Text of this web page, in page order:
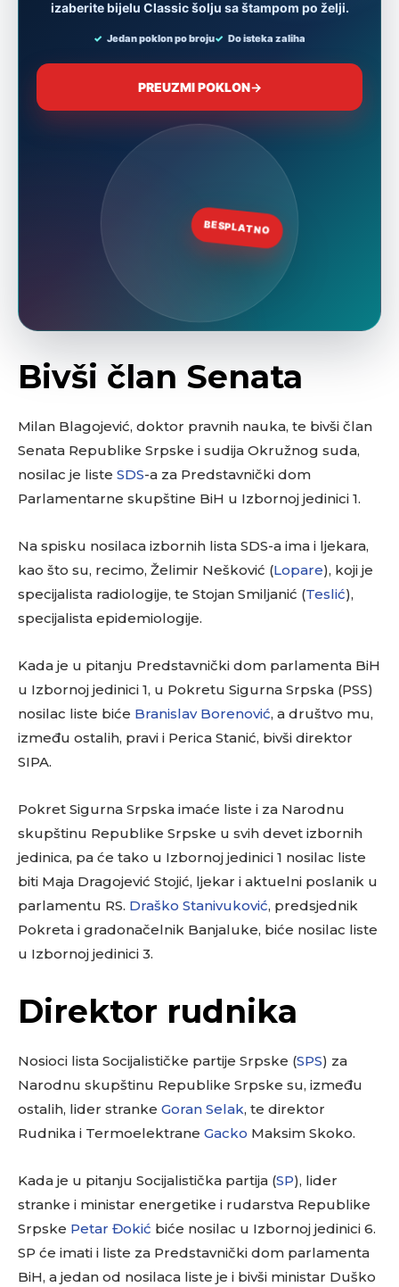
Bivši član Senata
Milan Blagojević, doktor pravnih nauka, te bivši član
Senata Republike Srpske i sudija Okružnog suda,
nosilac je liste SDS-a za Predstavnički dom
Parlamentarne skupštine BiH u Izbornoj jedinici 1.
Na spisku nosilaca izbornih lista SDS-a ima i ljekara,
kao što su, recimo, Želimir Nešković (Lopare), koji je
specijalista radiologije, te Stojan Smiljanić (Teslić),
specijalista epidemiologije.
Kada je u pitanju Predstavnički dom parlamenta BiH
u Izbornoj jedinici 1, u Pokretu Sigurna Srpska (PSS)
nosilac liste biće Branislav Borenović, a društvo mu,
između ostalih, pravi i Perica Stanić, bivši direktor
SIPA.
Pokret Sigurna Srpska imaće liste i za Narodnu
skupštinu Republike Srpske u svih devet izbornih
jedinica, pa će tako u Izbornoj jedinici 1 nosilac liste
biti Maja Dragojević Stojić, ljekar i aktuelni poslanik u
parlamentu RS. Draško Stanivuković, predsjednik
Pokreta i gradonačelnik Banjaluke, biće nosilac liste
u Izbornoj jedinici 3.
Direktor rudnika
Nosioci lista Socijalističke partije Srpske (SPS) za
Narodnu skupštinu Republike Srpske su, između
ostalih, lider stranke Goran Selak, te direktor
Rudnika i Termoelektrane Gacko Maksim Skoko.
Kada je u pitanju Socijalistička partija (SP), lider
stranke i ministar energetike i rudarstva Republike
Srpske Petar Đokić biće nosilac u Izbornoj jedinici 6.
SP će imati i liste za Predstavnički dom parlamenta
BiH, a jedan od nosilaca liste je i bivši ministar Duško